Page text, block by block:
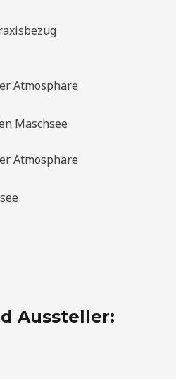
Atmosphäre
Maschsee
Atmosphäre
Aussteller: